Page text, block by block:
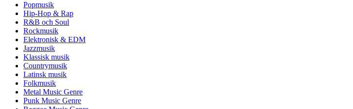
Popmusik
Hip-Hop & Rap
R&B och Soul
Rockmusik
Elektronisk & EDM
Jazzmusik
Klassisk musik
Countrymusik
Latinsk musik
Folkmusik
Metal Music Genre
Punk Music Genre